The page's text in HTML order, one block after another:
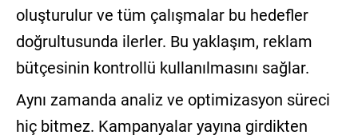
oluşturulur ve tüm çalışmalar bu hedefler
doğrultusunda ilerler. Bu yaklaşım, reklam
bütçesinin kontrollü kullanılmasını sağlar.
Aynı zamanda analiz ve optimizasyon süreci
hiç bitmez. Kampanyalar yayına girdikten